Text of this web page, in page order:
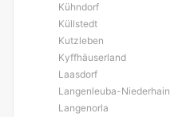
Kühndorf
Küllstedt
Kutzleben
Kyffhäuserland
Laasdorf
Langenleuba-Niederhain
Langenorla